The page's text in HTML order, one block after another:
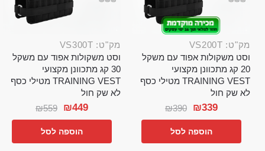
מק"ט: VS200T
וסט משקולות אפוד עם משקל
20 קג מתכוונן מקצועי
TRAINING VEST מטילי כסף
לא שק חול
₪390 ₪339
הוספה לסל
מק"ט: VS300T
וסט משקולות אפוד עם משקל
30 קג מתכוונן מקצועי
TRAINING VEST מטילי כסף
לא שק חול
₪559 ₪449
הוספה לסל